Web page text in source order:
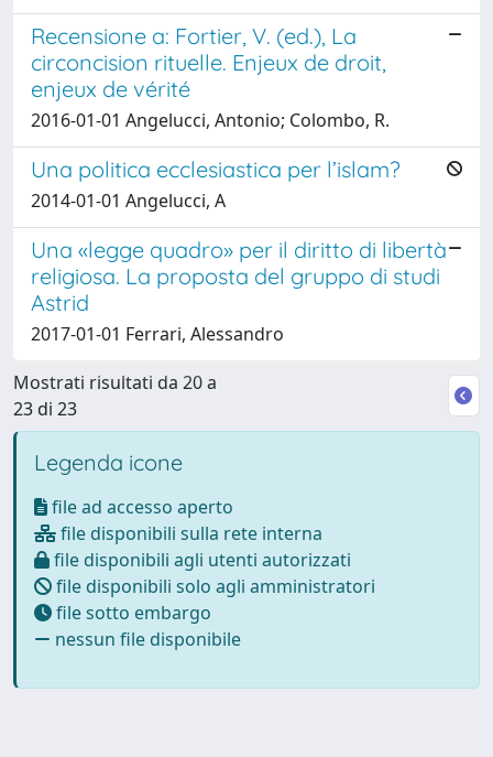
Recensione a: Fortier, V. (ed.), La
circoncision rituelle. Enjeux de droit,
enjeux de vérité
2016-01-01 Angelucci, Antonio; Colombo, R.
Una politica ecclesiastica per l’islam?
2014-01-01 Angelucci, A
Una «legge quadro» per il diritto di libertà
religiosa. La proposta del gruppo di studi
Astrid
2017-01-01 Ferrari, Alessandro
Mostrati risultati da 20 a
23 di 23
Legenda icone
file ad accesso aperto
file disponibili sulla rete interna
file disponibili agli utenti autorizzati
file disponibili solo agli amministratori
file sotto embargo
nessun file disponibile